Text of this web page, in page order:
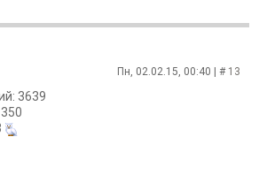
Пн, 02.02.15, 00:40 | # 13
3639